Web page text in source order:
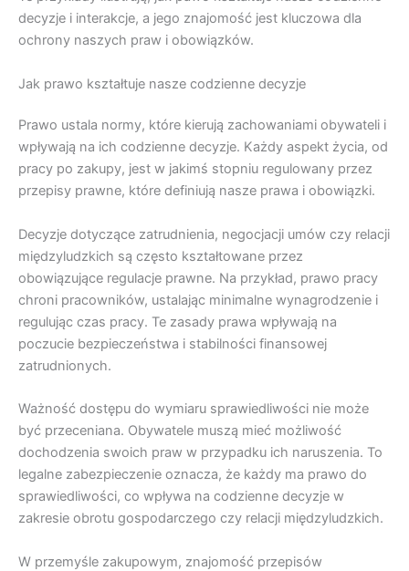
decyzje i interakcje, a jego znajomość jest kluczowa dla
ochrony naszych praw i obowiązków.
Jak prawo kształtuje nasze codzienne decyzje
Prawo ustala normy, które kierują zachowaniami obywateli i
wpływają na ich codzienne decyzje. Każdy aspekt życia, od
pracy po zakupy, jest w jakimś stopniu regulowany przez
przepisy prawne, które definiują nasze prawa i obowiązki.
Decyzje dotyczące zatrudnienia, negocjacji umów czy relacji
międzyludzkich są często kształtowane przez
obowiązujące regulacje prawne. Na przykład, prawo pracy
chroni pracowników, ustalając minimalne wynagrodzenie i
regulując czas pracy. Te zasady prawa wpływają na
poczucie bezpieczeństwa i stabilności finansowej
zatrudnionych.
Ważność dostępu do wymiaru sprawiedliwości nie może
być przeceniana. Obywatele muszą mieć możliwość
dochodzenia swoich praw w przypadku ich naruszenia. To
legalne zabezpieczenie oznacza, że każdy ma prawo do
sprawiedliwości, co wpływa na codzienne decyzje w
zakresie obrotu gospodarczego czy relacji międzyludzkich.
W przemyśle zakupowym, znajomość przepisów